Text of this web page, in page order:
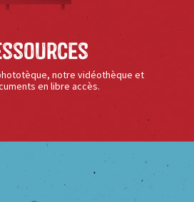
notre vidéothèque et
en libre accès.